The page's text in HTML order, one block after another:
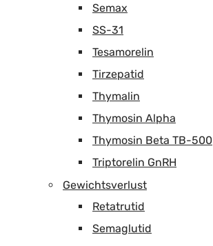
Semax
SS-31
Tesamorelin
Tirzepatid
Thymalin
Thymosin Alpha
Thymosin Beta TB-500
Triptorelin GnRH
Gewichtsverlust
Retatrutid
Semaglutid